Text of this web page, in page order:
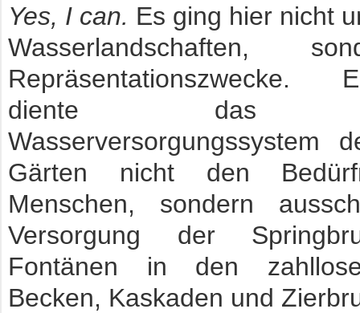
Yes, I can. Es ging hier nicht
Wasserlandschaften,
Repräsentationszwecke.
diente das
Wasserversorgungssystem
Gärten nicht den
Menschen, sondern
Versorgung der
Fontänen in den
Becken, Kaskaden und